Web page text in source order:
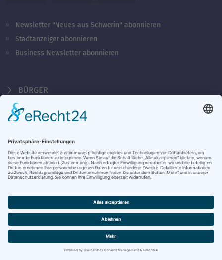
Newsletter "Neues aus Schwerin" abonnieren
Stadtanzeiger abonnieren
Business Newsletter abonnieren
BÜRGER
TOURISTEN
Behördennummer 115
ÖFFNUNGSZEITEN
NOTRUFE & HOTLINES
JOBS
STADTANZEIGER
BROSCHÜREN
DATENSCHUTZ
BARRIEREFREIHEIT